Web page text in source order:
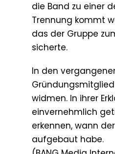
die Band zu einer
Trennung kommt
das der Gruppe
sicherte.
In den
widmen. In ihrer
einvernehmlich
erkennen, wann
aufgebaut habe.